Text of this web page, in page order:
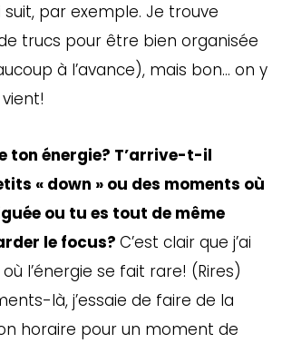
par exemple. Je trouve
trucs pour être bien organisée
à l’avance), mais bon… on y
ton énergie? T’arrive-t-il
« down » ou des moments où
ou tu es tout de même
le focus? C’est clair que j’ai
l’énergie se fait rare! (Rires)
là, j’essaie de faire de la
horaire pour un moment de